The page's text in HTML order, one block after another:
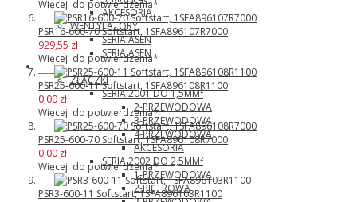
AKCESORIA
WENTYLATORY
SERIA ASEN
SERIA ASFN
Wago
ZŁĄCZKI
SERIA 2001 DO 1,5MM²
2-PRZEWODOWA
3-PRZEWODOWA
4-PRZEWODOWA
AKCESORIA
SERIA 2002 DO 2,5MM²
1-PRZEWODOWA
2-PIĘTROWA
Więcej: do potwierdzenia*
PSR16-600-70 Softstart, 1SFA896107R7000
929,55 zł
Więcej: do potwierdzenia*
PSR25-600-11 Softstart, 1SFA896108R1100
0,00 zł
Więcej: do potwierdzenia*
PSR25-600-70 Softstart, 1SFA896108R7000
0,00 zł
Więcej: do potwierdzenia*
PSR3-600-11 Softstart, 1SFA896103R1100